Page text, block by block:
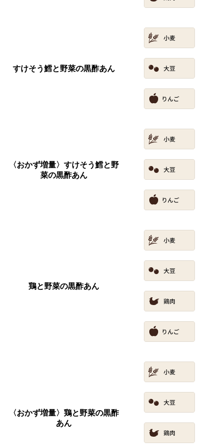
すけそう鱈と野菜の黒酢あん
〈おかず増量〉すけそう鱈と野
菜の黒酢あん
鶏と野菜の黒酢あん
〈おかず増量〉鶏と野菜の黒酢
あん